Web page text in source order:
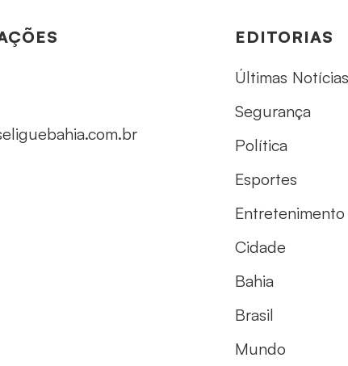
EDITORIAS
Últimas Notícias
Segurança
Política
Esportes
Entretenimento
Cidade
Bahia
Brasil
Mundo